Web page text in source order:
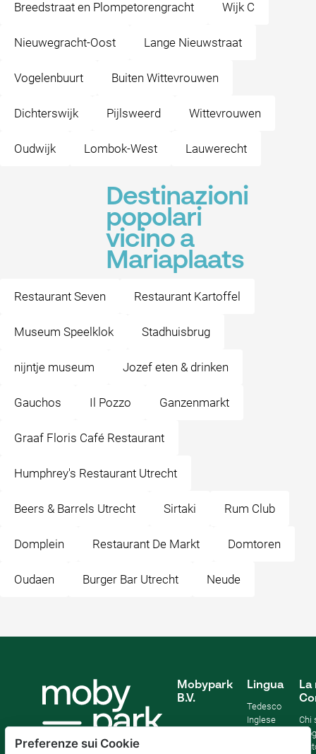
Breedstraat en Plompetorengracht Wijk C
Nieuwegracht-Oost Lange Nieuwstraat
Vogelenbuurt Buiten Wittevrouwen
Dichterswijk Pijlsweerd Wittevrouwen
Oudwijk Lombok-West Lauwerecht
Destinazioni
popolari
vicino a
Mariaplaats
Restaurant Seven Restaurant Kartoffel
Museum Speelklok Stadhuisbrug
nijntje museum Jozef eten & drinken
Gauchos Il Pozzo Ganzenmarkt
Graaf Floris Café Restaurant
Humphrey's Restaurant Utrecht
Beers & Barrels Utrecht Sirtaki Rum Club
Domplein Restaurant De Markt Domtoren
Oudaen Burger Bar Utrecht Neude
Mobypark
B.V.
Lingua
Tedesco
Inglese
La
Chi
Blog
Preferenze sui Cookie